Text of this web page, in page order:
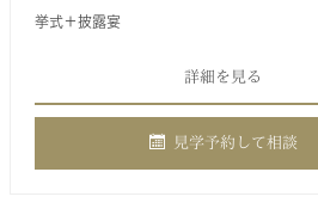
挙式＋披露宴
詳細を見る
見学予約して相談